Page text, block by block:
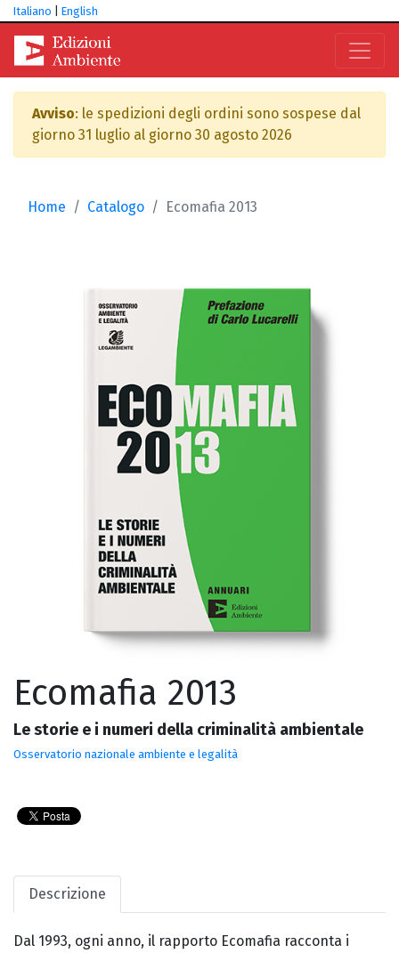
Italiano English
Avviso: le spedizioni degli ordini sono sospese dal
giorno 31 luglio al giorno 30 agosto 2026
Home Catalogo Ecomafia 2013
Ecomafia 2013
Le storie e i numeri della criminalità ambientale
Osservatorio nazionale ambiente e legalità
Descrizione
Dal 1993, ogni anno, il rapporto Ecomafia racconta i